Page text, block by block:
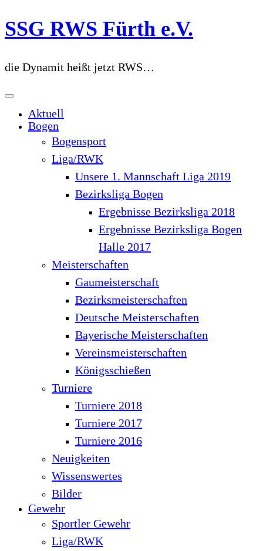
Zum
Inhalt
SSG RWS Fürth e.V.
die Dynamit heißt jetzt RWS…
Aktuell
Bogen
Bogensport
Liga/RWK
Unsere 1. Mannschaft Liga 2019
Bezirksliga Bogen
Ergebnisse Bezirksliga 2018
Ergebnisse Bezirksliga Bogen
Halle 2017
Meisterschaften
Gaumeisterschaft
Bezirksmeisterschaften
Deutsche Meisterschaften
Bayerische Meisterschaften
Vereinsmeisterschaften
Königsschießen
Turniere
Turniere 2018
Turniere 2017
Turniere 2016
Neuigkeiten
Wissenswertes
Bilder
Gewehr
Sportler Gewehr
Liga/RWK